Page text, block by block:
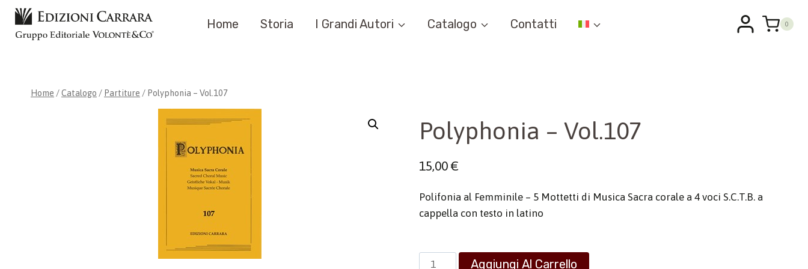
Salta
contenuto
Home Storia I Grandi Autori Catalogo Contatti 0
Home /Catalogo / Partiture / Polyphonia – Vol.107
Polyphonia – Vol.107
15,00€
Polifonia al Femminile – 5 Mottetti di Musica Sacra corale a 4 voci S.C.T.B. a
cappella con testo in latino
Polyphonia Aggiungi Al Carrello